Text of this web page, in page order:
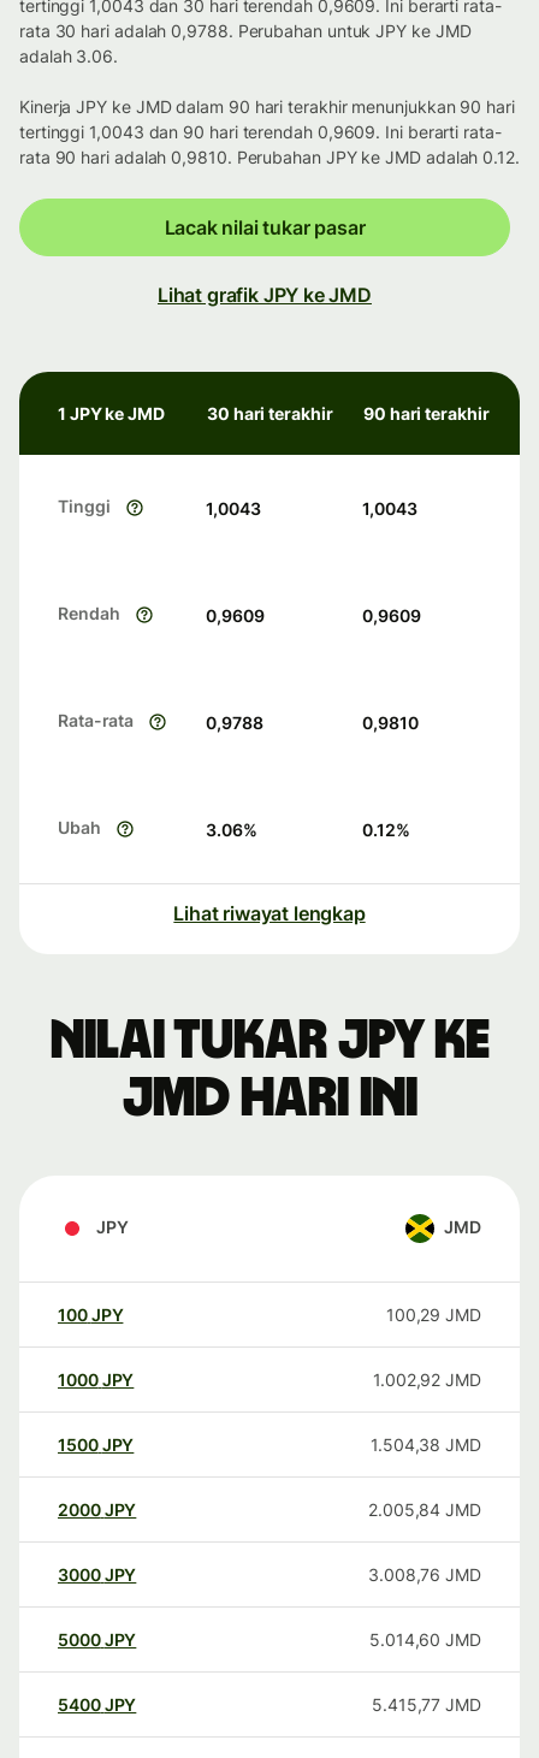
tertinggi 1,0043 dan 30 hari terendah 0,9609. Ini berarti rata-
rata 30 hari adalah 0,9788. Perubahan untuk JPY ke JMD
adalah 3.06.
Kinerja JPY ke JMD dalam 90 hari terakhir menunjukkan 90 hari
tertinggi 1,0043 dan 90 hari terendah 0,9609. Ini berarti rata-
rata 90 hari adalah 0,9810. Perubahan JPY ke JMD adalah 0.12.
Lacak nilai tukar pasar
Lihat grafik JPY ke JMD
1 JPY ke JMD 30 hari terakhir 90 hari terakhir
Tinggi 1,0043 1,0043
Rendah 0,9609 0,9609
Rata-rata 0,9788 0,9810
Ubah 3.06% 0.12%
Lihat riwayat lengkap
Nilai tukar JPY ke
JMD hari ini
JPY JMD
100JPY 100,29 JMD
1000JPY 1.002,92 JMD
1500JPY 1.504,38 JMD
2000JPY 2.005,84 JMD
3000JPY 3.008,76 JMD
5000JPY 5.014,60 JMD
5400JPY 5.415,77 JMD